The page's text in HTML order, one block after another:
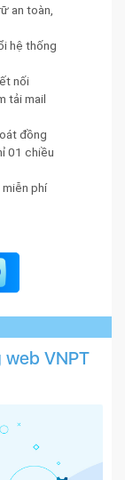
an toàn,
hệ thống
nối
tải mail
đồng
01 chiều
phí
VNPT